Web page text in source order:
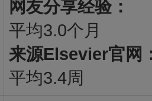
网友分享经验：
平均3.0个月
来源Elsevier官网
平均3.4周